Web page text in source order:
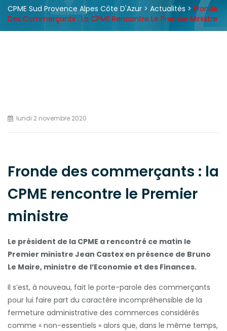
CPME Sud Provence Alpes Côte D'Azur > Actualités > Fronde
Des Commerçants : La CPME Rencontre Le Premier Ministre
lundi 2 novembre 2020
Fronde des commerçants : la
CPME rencontre le Premier
ministre
Le président de la CPME a rencontré ce matin le
Premier ministre Jean Castex en présence de Bruno
Le Maire, ministre de l’Economie et des Finances.
Il s’est, à nouveau, fait le porte-parole des commerçants
pour lui faire part du caractère incompréhensible de la
fermeture administrative des commerces considérés
comme « non-essentiels » alors que, dans le même temps,